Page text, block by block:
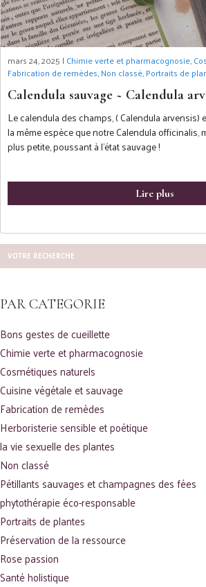
mars 24, 2025 | Chimie verte et pharmacognosie,
Fabrication de remèdes,Non classé,Portraits de
Calendula sauvage ~ Calendula
Le calendula des champs, ( Calendula arvensis)
la même espèce que notre Calendula officinalis,
plus petite, poussant à l’état sauvage !
Lire plus
PAR CATEGORIE
Bons gestes de cueillette
Chimie verte et pharmacognosie
Cosmétiques naturels
Cuisine végétale et sauvage
Fabrication de remèdes
Herboristerie sensible et poétique
la vie sexuelle des plantes
Non classé
Pétillants sauvages et champagnes des fées
phytothérapie éco-responsable
Portraits de plantes
Préservation de la ressource
Rose passion
Santé holistique